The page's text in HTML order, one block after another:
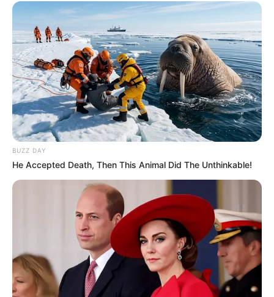
BUZZ DAY
He Accepted Death, Then This Animal Did The Unthinkable!